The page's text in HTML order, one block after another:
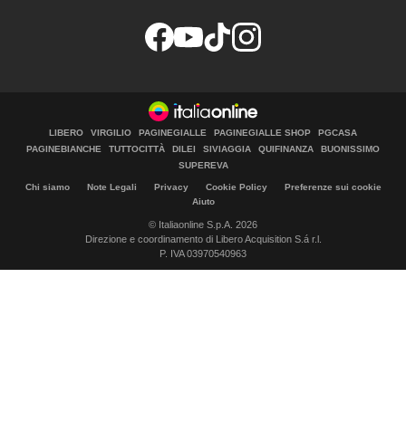
LIBERO VIRGILIO PAGINEGIALLE PAGINEGIALLE SHOP
PGCASA
PAGINEBIANCHE
TUTTOCITTÀ DILEI SIVIAGGIA QUIFINANZA
BUONISSIMO
SUPEREVA
Chi siamo Note Legali Privacy Cookie Policy
Preferenze sui cookie
Aiuto
© Italiaonline S.p.A. 2026
Direzione e coordinamento di Libero Acquisition S.á r.l.
P. IVA 03970540963